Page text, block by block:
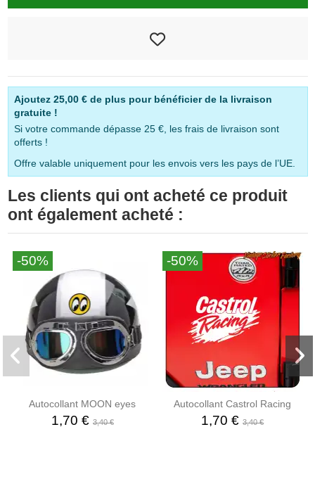
Ajoutez 25,00 €de plus pour bénéficier de la livraison
gratuite !
Si votre commande dépasse 25 €, les frais de livraison sont
offerts !
Offre valable uniquement pour les envois vers les pays de l’UE.
Les clients qui ont acheté ce produit
ont également acheté :
-50%
Autocollant MOON eyes
1,70 € 3,40 €
-50%
Autocollant Castrol Racing
1,70 €3,40 €